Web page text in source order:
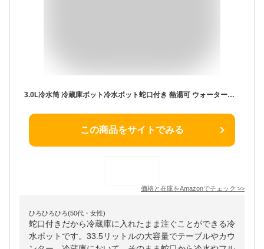
3.0L冷水筒 冷蔵庫ポット冷水ポット蛇口付き 熱湯可 ウォーターバッグ 飲料水バケット ウォーターピッチャー 家庭 お店用
この商品をサイトでみる
価格と在庫をAmazonでチェック >>
ひろひろひろ(50代・女性)
蛇口付きだから冷蔵庫に入れたまま注ぐことができる冷
水ポットです。33.5リットルの大容量でテーブルやカウ